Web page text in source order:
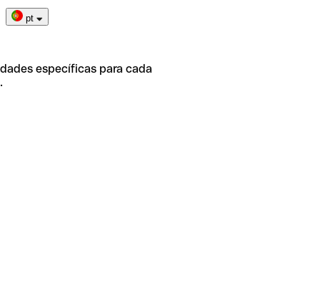
pt
específicas para cada